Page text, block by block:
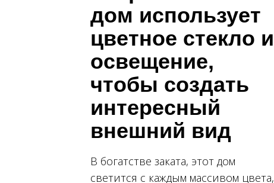
дом использует
цветное стекло и
освещение,
чтобы создать
интересный
внешний вид
В богатстве заката, этот дом
светится с каждым массивом цвета,